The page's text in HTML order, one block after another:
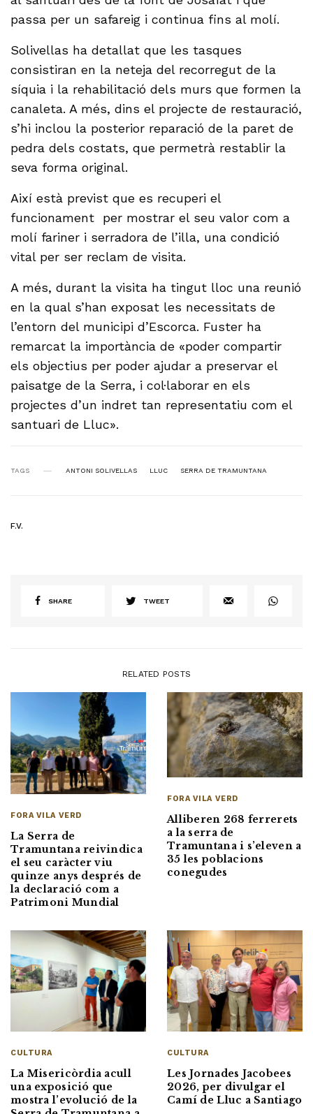
passa per un safareig i continua fins al molí.
Solivellas ha detallat que les tasques
consistiran en la neteja del recorregut de la
síquia i la rehabilitació dels murs que formen la
canaleta. A més, dins el projecte de restauració,
s’hi inclou la posterior reparació de la paret de
pedra dels costats, que permetrà restablir la
seva forma original.
Així està previst que es recuperi el
funcionament per mostrar el seu valor com a
molí fariner i serradora de l’illa, una condició
vital per ser reclam de visita.
A més, durant la visita ha tingut lloc una reunió
en la qual s’han exposat les necessitats de
l’entorn del municipi d’Escorca. Fuster ha
remarcat la importància de «poder compartir
els objectius per poder ajudar a preservar el
paisatge de la Serra, i col·laborar en els
projectes d’un indret tan representatiu com el
santuari de Lluc».
TAGS ANTONI SOLIVELLAS LLUC SERRA DE TRAMUNTANA
F.V.
SHARE TWEET
RELATED POSTS
FORA VILA VERD
La Serra de
Tramuntana reivindica
el seu caràcter viu
quinze anys després de
la declaració com a
Patrimoni Mundial
FORA VILA VERD
Alliberen 268 ferrerets
a la serra de
Tramuntana i s’eleven a
35 les poblacions
conegudes
CULTURA
La Misericòrdia acull
una exposició que
mostra l’evolució de la
CULTURA
Les Jornades Jacobees
2026, per divulgar el
Camí de Lluc a Santiago